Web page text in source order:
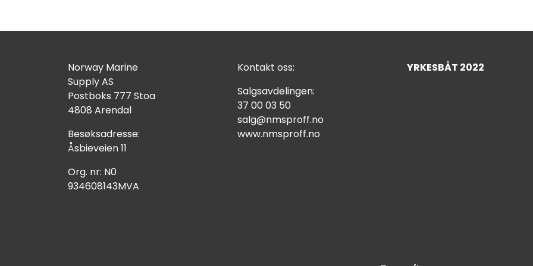
Norway Marine
Supply AS
Postboks 777 Stoa
4808 Arendal
Besøksadresse:
Åsbieveien 11
Org. nr: N0
934608143MVA
Kontakt oss:
Salgsavdelingen:
37 00 03 50
salg@nmsproff.no
www.nmsproff.no
YRKESBÅT 2022